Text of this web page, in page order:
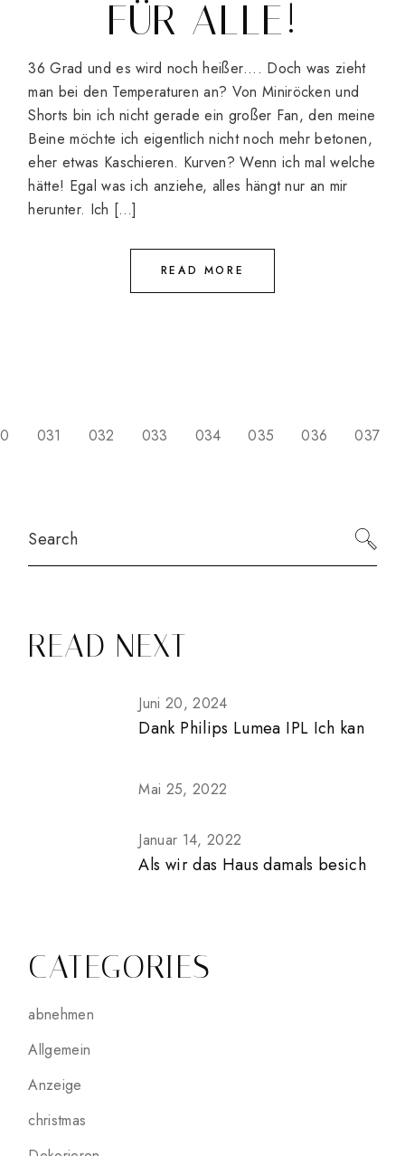
FÜR ALLE!
36 Grad und es wird noch heißer…. Doch was zieht
man bei den Temperaturen an? Von Miniröcken und
Shorts bin ich nicht gerade ein großer Fan, den meine
Beine möchte ich eigentlich nicht noch mehr betonen,
eher etwas Kaschieren. Kurven? Wenn ich mal welche
hätte! Egal was ich anziehe, alles hängt nur an mir
herunter. Ich […]
READ MORE
BEITRÄGE
031 032 033 034 035 036 037
READ NEXT
Juni 20, 2024
Dank Philips Lumea IPL Ich kan
Mai 25, 2022
Januar 14, 2022
Als wir das Haus damals besich
CATEGORIES
abnehmen
Allgemein
Anzeige
christmas